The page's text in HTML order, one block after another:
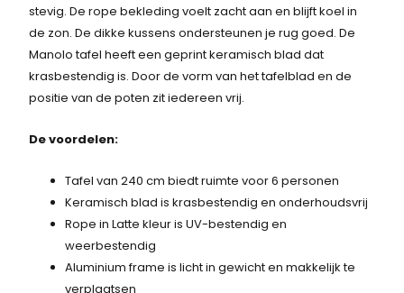
stevig. De rope bekleding voelt zacht aan en blijft koel in
de zon. De dikke kussens ondersteunen je rug goed. De
Manolo tafel heeft een geprint keramisch blad dat
krasbestendig is. Door de vorm van het tafelblad en de
positie van de poten zit iedereen vrij.
De voordelen:
Tafel van 240 cm biedt ruimte voor 6 personen
Keramisch blad is krasbestendig en onderhoudsvrij
Rope in Latte kleur is UV-bestendig en
weerbestendig
Aluminium frame is licht in gewicht en makkelijk te
verplaatsen